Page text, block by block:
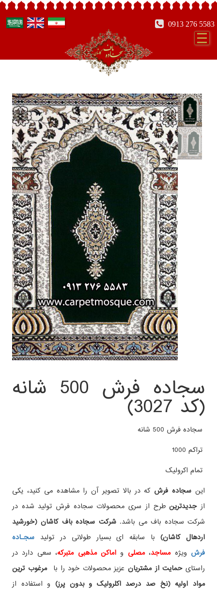
0913 276 5583
سجاده فرش 500 شانه
(کد 3027)
سجاده فرش 500 شانه
تراکم 1000
تمام اکرولیک
این سجاده فرش که در بالا تصویر آن را مشاهده می کنید، یکی
ازجدیدترینطرح از سری محصولات سجاده فرش تولید شده در
شرکت سجاده باف می باشد.شرکت سجاده باف کاشان (خورشید
اردهال کاشان)با سابقه ای بسیار طولانی در تولید سجـاده
فرش ویژهمساجد،مصلی و اماکن مذهبی متبرکه، سعی دارد در
راستایحمایت از مشتریانعزیز محصولات خود را بامرغوب ترین
مواد اولیه (نخ صد درصد اکلرولیک و بدون پرز) و استفاده از